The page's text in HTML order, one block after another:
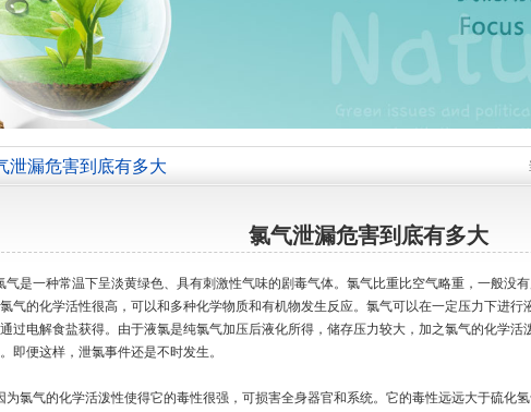
泄漏危害到底有多大
氯气泄漏危害到底有多大
一种常温下呈淡黄绿色、具有刺激性气味的剧毒气体。氯气比重比空气略重，一般没
气的化学活性很高，可以和多种化学物质和有机物发生反应。氯气可以在一定压力下进
过电解食盐获得。由于液氯是纯氯气加压后液化所得，储存压力较大，加之氯气的化学
即便这样，泄氯事件还是不时发生。
气的化学活泼性使得它的毒性很强，可损害全身器官和系统。它的毒性远远大于硫化氢